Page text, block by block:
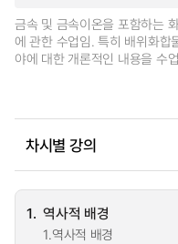
금속 및 금속이온을 포함하는
에 관한 수업임. 특히 배위화합
야에 대한 개론적인 내용을 수
차시별 강의
1. 역사적 배경
1.역사적 배경